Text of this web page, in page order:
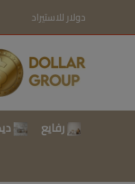
دولار للاستيراد
رفايع